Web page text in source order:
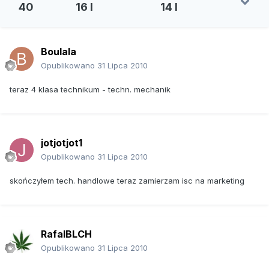
40 16 l 14 l
Boulala
Opublikowano 31 Lipca 2010
teraz 4 klasa technikum - techn. mechanik
jotjotjot1
Opublikowano 31 Lipca 2010
skończyłem tech. handlowe teraz zamierzam isc na marketing
RafalBLCH
Opublikowano 31 Lipca 2010